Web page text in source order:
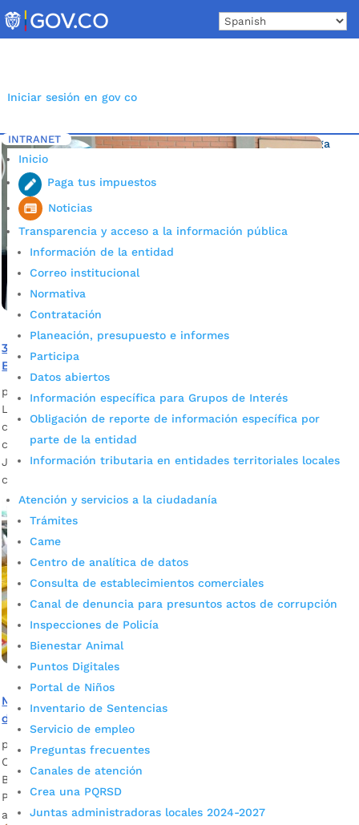
to
content
Iniciar sesión en gov co
INTRANET
Inicio
Paga tus impuestos
Noticias
Transparencia y acceso a la información pública
Información de la entidad
Correo institucional
Normativa
Contratación
Planeación, presupuesto e informes
Participa
Datos abiertos
Información específica para Grupos de Interés
Obligación de reporte de información específica por
parte de la entidad
Información tributaria en entidades territoriales locales
Atención y servicios a la ciudadanía
Trámites
Came
Centro de analítica de datos
Consulta de establecimientos comerciales
Canal de denuncia para presuntos actos de corrupción
Inspecciones de Policía
Bienestar Animal
Puntos Digitales
Portal de Niños
Inventario de Sentencias
Servicio de empleo
Preguntas frecuentes
Canales de atención
Crea una PQRSD
Juntas administradoras locales 2024-2027
Inicio 5 Etiqueta: PAE colegios oficiales de Bucaramanga
3.831 nuevos estudiantes tuvieron acceso al PAE en
Bucaramanga
por Edgar Augusto Sánchez Nov 26, 2023 |
Noticias
La vigencia 2020 del Programa de Alimentación Escolar-PAE-
comenzó en los colegios oficiales de Bucaramanga con una
cobertura de 32.276 y al finalizar el gobierno del alcalde
Juan Carlos Cárdenas el servicio llegó a 36.107
complementos.
Más de 36 mil niños disfrutaron un PAE especial en el día
de la niñez
por Edgar Augusto Sánchez
Con una gran sonrisa, los niños de colegios oficiales de
Bucaramanga recibieron en sus instituciones la ración del
PAE, en esta ocasión una apetitosa hamburguesa llamó la
atención de los estudiantes.